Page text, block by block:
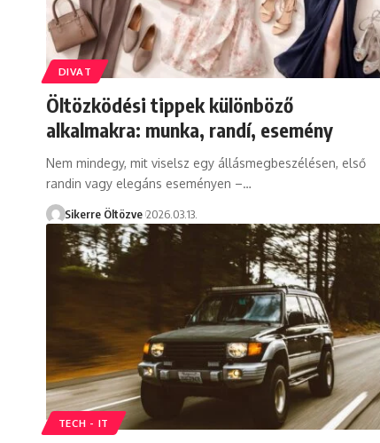
DIVAT
Öltözködési tippek különböző
alkalmakra: munka, randí, esemény
Nem mindegy, mit viselsz egy állásmegbeszélésen, első
randin vagy elegáns eseményen –…
Sikerre Öltözve 2026.03.13.
TECH - IT